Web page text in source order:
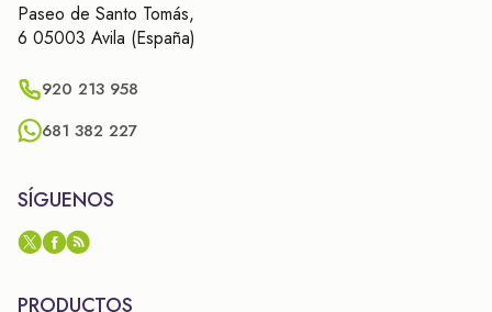
Paseo de Santo Tomás,
6 05003 Avila (España)
920 213 958
681 382 227
SÍGUENOS
PRODUCTOS